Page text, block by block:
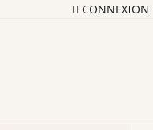
CONNEXION